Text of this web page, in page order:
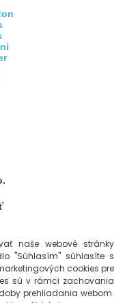
naše webové stránky
"Súhlasím" súhlasíte s
cookies pre
sú v rámci zachovania
prehliadania webom.